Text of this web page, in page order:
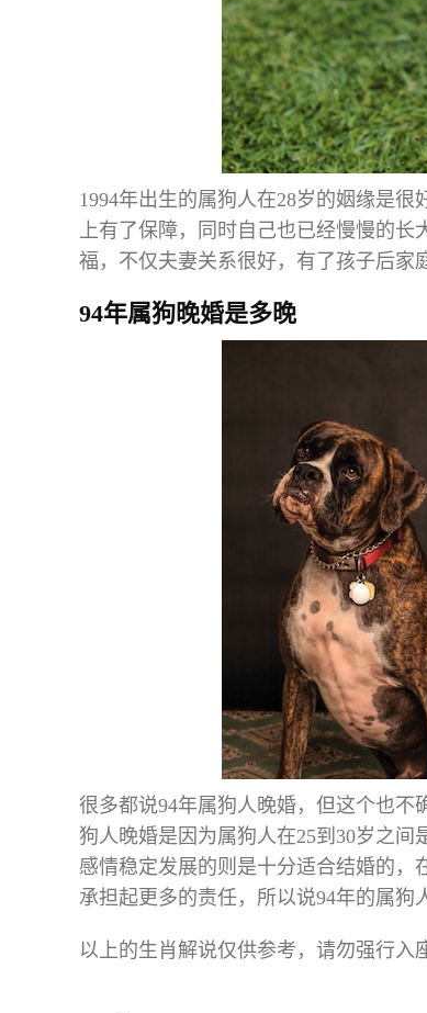
1994年出生的属狗人在28岁的姻缘是
上有了保障，同时自己也已经慢慢的长
福，不仅夫妻关系很好，有了孩子后家
94年属狗晚婚是多晚
很多都说94年属狗人晚婚，但这个也不
狗人晚婚是因为属狗人在25到30岁之
感情稳定发展的则是十分适合结婚的
承担起更多的责任，所以说94年的属狗
以上的生肖解说仅供参考，请勿强行入